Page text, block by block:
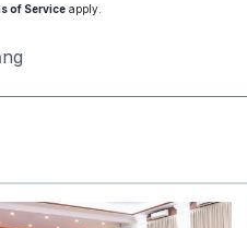
of Service apply.